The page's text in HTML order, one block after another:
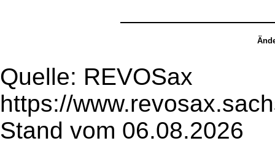
Quelle: REVOSax
https://
Stand vom 06.08.2026